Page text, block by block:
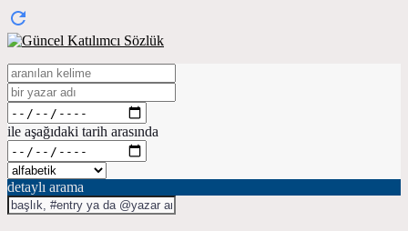
ile aşağıdaki tarih arasında
detaylı arama